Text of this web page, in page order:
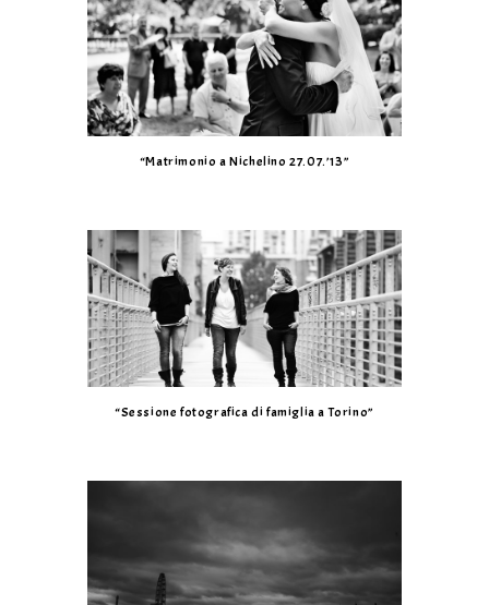
“Matrimonio a Nichelino 27.07.’13”
“Sessione fotografica di famiglia a Torino”